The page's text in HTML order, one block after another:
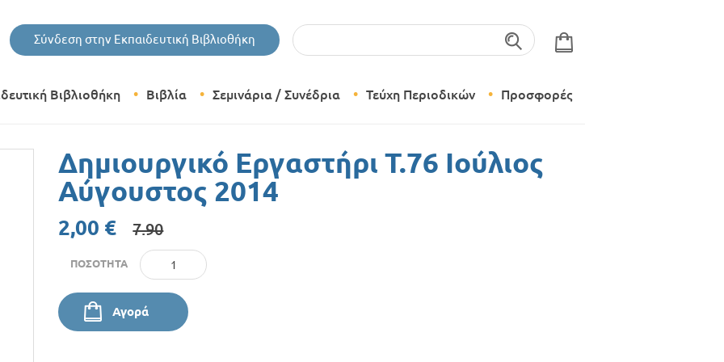
Σύνδεση στην Εκπαιδευτική Βιβλιοθήκη
Βιβλιοθήκη Βιβλία
Εκδόσεις Δίπτυχο
Σεμινάρια / Συνέδρια Τεύχη Περιοδικών Προσφορές
Δημιουργικό Εργαστήρι Τ.76 Ιούλιος
Αύγουστος 2014
2,00 € 7.90
ΠΟΣΌΤΗΤΑ
Αγορά